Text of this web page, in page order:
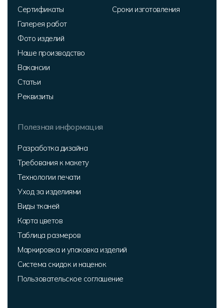
Сертификаты
Галерея работ
Фото изделий
Наше производство
Вакансии
Статьи
Реквизиты
Сроки изготовления
Полезная информация
Разработка дизайна
Требования к макету
Технологии печати
Уход за изделиями
Виды тканей
Карта цветов
Таблица размеров
Маркировка и упаковка изделий
Система скидок и наценок
Пользовательское соглашение